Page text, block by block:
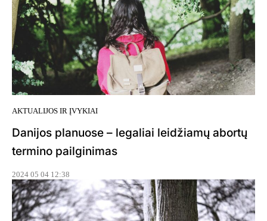
AKTUALIJOS IR ĮVYKIAI
Danijos planuose – legaliai leidžiamų abortų
termino pailginimas
2024 05 04 12:38